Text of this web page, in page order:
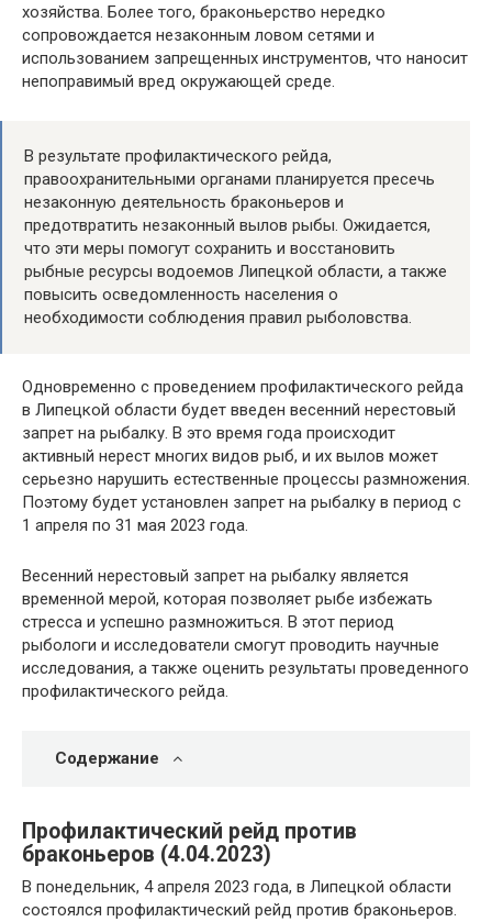
хозяйства. Более того, браконьерство нередко
сопровождается незаконным ловом сетями и
использованием запрещенных инструментов, что наносит
непоправимый вред окружающей среде.
В результате профилактического рейда,
правоохранительными органами планируется пресечь
незаконную деятельность браконьеров и
предотвратить незаконный вылов рыбы. Ожидается,
что эти меры помогут сохранить и восстановить
рыбные ресурсы водоемов Липецкой области, а также
повысить осведомленность населения о
необходимости соблюдения правил рыболовства.
Одновременно с проведением профилактического рейда
в Липецкой области будет введен весенний нерестовый
запрет на рыбалку. В это время года происходит
активный нерест многих видов рыб, и их вылов может
серьезно нарушить естественные процессы размножения.
Поэтому будет установлен запрет на рыбалку в период с
1 апреля по 31 мая 2023 года.
Весенний нерестовый запрет на рыбалку является
временной мерой, которая позволяет рыбе избежать
стресса и успешно размножиться. В этот период
рыбологи и исследователи смогут проводить научные
исследования, а также оценить результаты проведенного
профилактического рейда.
Содержание
Профилактический рейд против
браконьеров (4.04.2023)
В понедельник, 4 апреля 2023 года, в Липецкой области
состоялся профилактический рейд против браконьеров.